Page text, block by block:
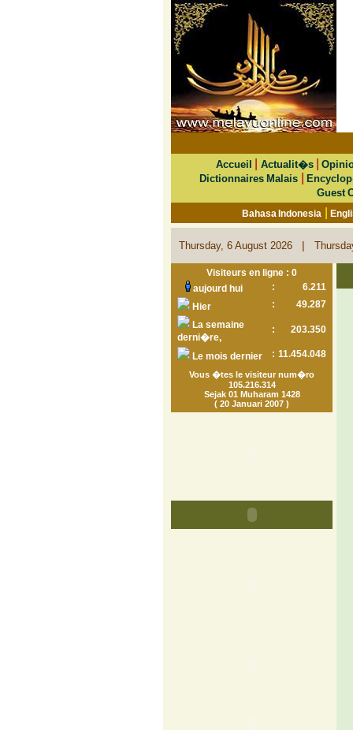
Accueil Actualit�s|
Dictionnaires Malais |
Guest
Bahasa Indonesia |
Thursday, 6 August 2026 |
Visiteurs en ligne : 0
aujourd hui
:
6.211
Hier
:
49.287
La semaine
derni�re,
: 203.350
Le mois dernier : 11.454.048
Vous �tes le visiteur num�ro
105.216.314
Sejak 01 Muharam 1428
( 20 Januari 2007 )